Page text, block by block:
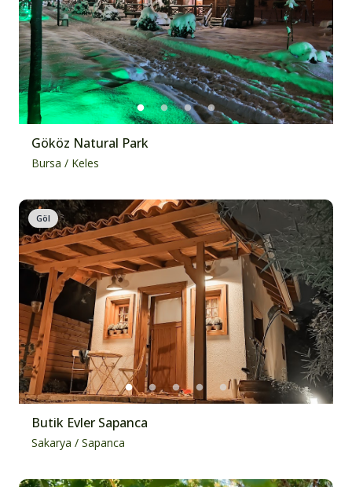
Gököz Natural Park
Bursa / Keles
Göl
Butik Evler Sapanca
Sakarya / Sapanca